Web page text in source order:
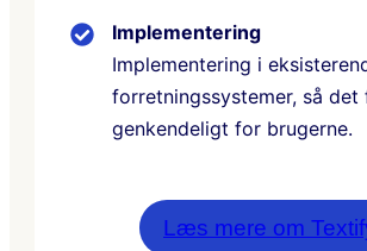
Implementering
Implementering i
forretningssystemer, så
genkendeligt for brugerne.
Læs mere om